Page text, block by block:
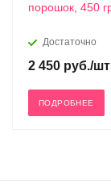
порошок, 450
Достаточно
2 450 руб./шт
ПОДРОБНЕЕ